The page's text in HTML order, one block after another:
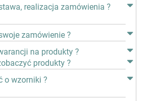
realizacja zamówienia ?
zamówienie ?
na produkty ?
produkty ?
o wzorniki ?